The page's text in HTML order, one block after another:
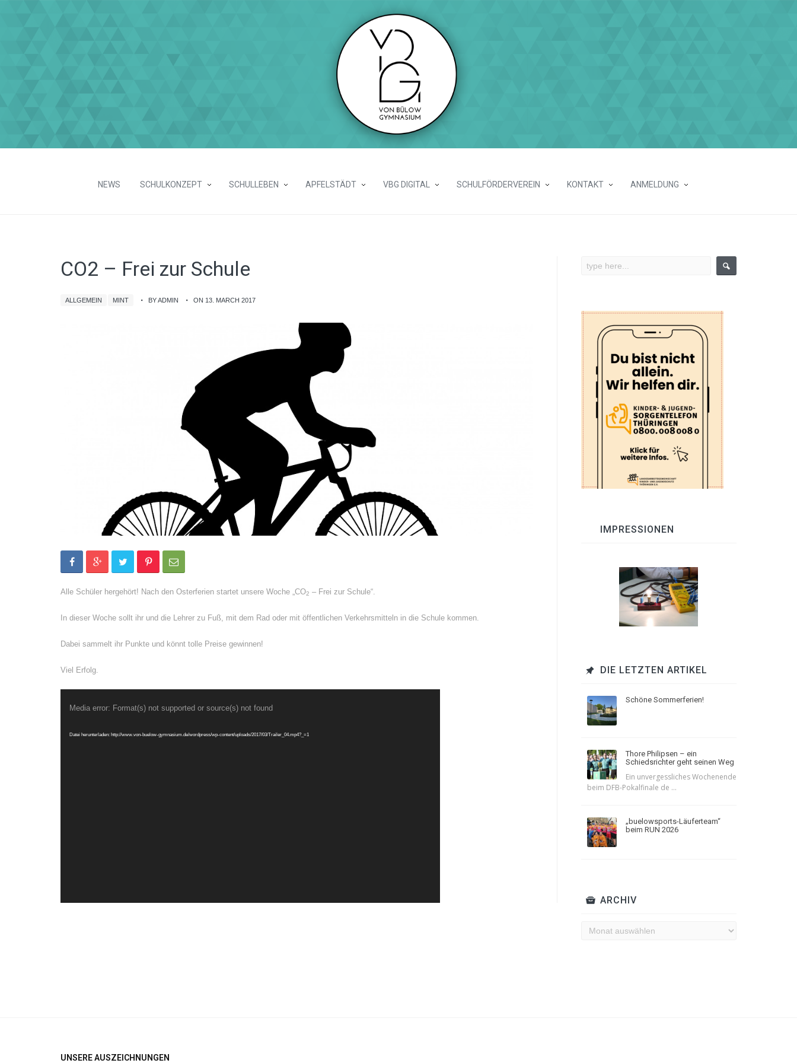
NEWS SCHULKONZEPT SCHULLEBEN APFELSTÄDT VBG DIGITAL SCHULFÖRDERVEREIN KONTAKT ANMELDUNG
CO­2 – Frei zur Schule
ALLGEMEIN MINT BY ADMIN ON 13. MARCH 2017
Alle Schüler hergehört! Nach den Osterferien startet unsere Woche „CO­2 – Frei zur Schule“.
In dieser Woche sollt ihr und die Lehrer zu Fuß, mit dem Rad oder mit öffentlichen Verkehrsmitteln in die Schule kommen.
Dabei sammelt ihr Punkte und könnt tolle Preise gewinnen!
Viel Erfolg.
Player
Media error: Format(s) not supported or source(s) not found
Datei herunterladen: http://www.von-buelow-gymnasium.de/wordpress/wp-content/uploads/2017/03/Trailer_04.mp4?_=1
IMPRESSIONEN
DIE LETZTEN ARTIKEL
Schöne Sommerferien!
Thore Philipsen – ein
Schiedsrichter geht seinen Weg
Ein unvergessliches Wochenende
beim DFB-Pokalfinale de ...
„buelowsports-Läuferteam“
beim RUN 2026
ARCHIV
Archiv
UNSERE AUSZEICHNUNGEN